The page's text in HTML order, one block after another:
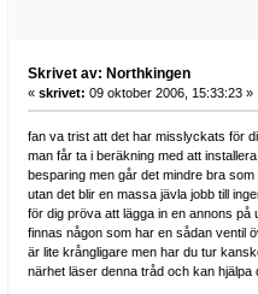
Skrivet av: Northkingen
« skrivet: 09 oktober 2006, 15:33:23 »
fan va trist att det har misslyckats för
man får ta i beräkning med att
besparing men går det mindre bra
utan det blir en massa jävla jobb till
för dig pröva att lägga in en annons
finnas någon som har en sådan ventil
är lite krångligare men har du tur
närhet läser denna tråd och kan